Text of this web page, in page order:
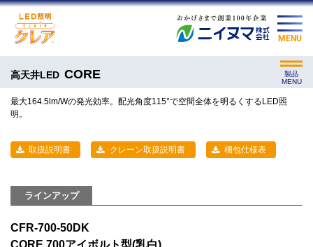
MENU
高天井LED CORE
製品
MENU
最大164.5lm/Wの発光効率。配光角度115°で空間全体を明るくするLED照
明。
取扱説明書 クレーン取扱説明書 梱包仕様表
ラインアップ
CFR-700-50DK
CORE 700アイボルト型(乳白)